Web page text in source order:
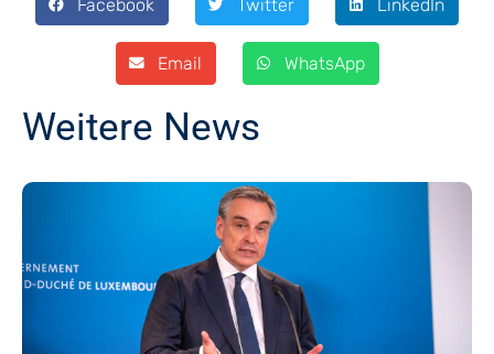
Facebook Twitter LinkedIn
Email WhatsApp
Weitere News